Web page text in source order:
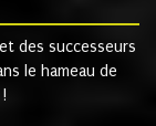
des successeurs
le hameau de